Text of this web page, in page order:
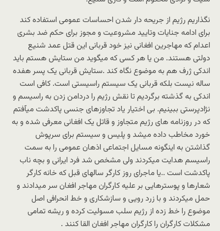
نگذاریم رژیم از جریحه دار شدن احساسات عمومی استفاده کند
برای ادامه جنایات وتایید مشروعیت و مجوز برای حکم ضد بشری
اعدام که مهاجرین افغانی نیز خود قربانی این قتل عمد شنیع
دولتی هستند. من یا هر کسی که میگوید من ستایش هستم باید
اندکی ژرف هم به موضوع نگاه کند .ستایش قربانی یک پسر هفده
ساله نیست بلکه قربانی یک سیستم راسیستی است. کافی است
اندکی به گذشته برگردیم تا نقش رژیم را دردامن زدن به راسیسم و
نژادپرستی ببینیم. بی اختیار یاد تجاوزهای جنسی پاکدشت میآفتم
که در روزنامه های رژیم متجاوز و قاتل یک افغانی معرفی شده و به
خورد مخاطب داده میشد و پلیس و سیستم برای سرپوش
گذاشتن به اینگونه مسایل اجتماعی اذهان عمومی را به سمت
راسیسم هدایت میکردند ولی مشخص شد فرد ایرانی و بچه ناب
پاکدشت است ..یا ماجرای روز کارگر سالهای قبل که خانه کارگر
شعارها و پوسترهایی بر علیه کارگران مهاجر افغان سر میدادند و
حمل میکردند و با زرد رویی و سازشکاری و خط انحرافی اصل
موضوع را خط زده از رژیم سلب مسولیت کرده و ریشه تمامی
مشکلات کارگران را کارگران مهاجر افغان القا کنند .